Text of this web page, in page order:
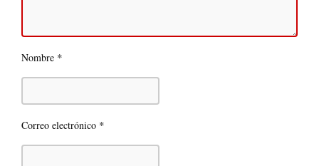
Nombre *
Correo electrónico *